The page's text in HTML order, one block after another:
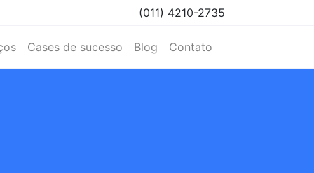
(011) 4210-2735
Cases de sucesso Blog Contato